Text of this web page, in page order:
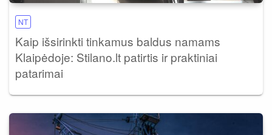
NT
Kaip išsirinkti tinkamus baldus namams
Klaipėdoje: Stilano.lt patirtis ir praktiniai
patarimai